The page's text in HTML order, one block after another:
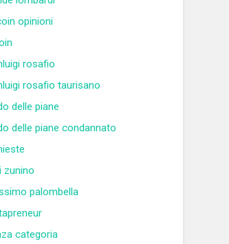
opinioni
rosafio
rosafio taurisano
delle piane
delle piane condannato
zunino
palombella
categoria